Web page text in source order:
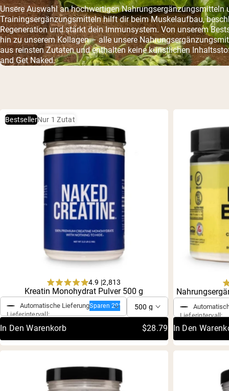
Unsere Auswahl an hochwertigen Nahrungsergänzungsmitteln
Trainingsergänzungsmitteln hilft dir beim Muskelaufbau,
Regeneration und stärkt dein Immunsystem. Von unserem
hin zu unserem Kollagen – alle unsere
aus reinsten Zutaten und enthalten keine künstlichen
and Get Naked.
BestsellerNur 1 Zutat
Rated
4.9
out
of
4.9 |2,813
Kreatin Monohydrat Pulver 500 g
Einmaliger Kauf
Automatische LieferungSparen 20%
Lieferintervall:
In Den Warenkorb $28.79
Einmaliger
Lieferintervall:
In Den